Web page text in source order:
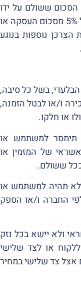
הסכום ששולם על ידו
בגין הפרסום בניכוי דמי ביטול בשיעור של 5% מסכום העסקה או
הצרכן נוספות בנוגע
בשל כל סיבה,
ו/או לבטל הזמנה,
או חלקו.
תימסר למשתמש או
של המזמין או
ששולם.
תהיה למשתמש או
החברה ו/או הספק
ולא יישא בכל נזק
או לצד שלישי
אצל צד שלישי במחיר